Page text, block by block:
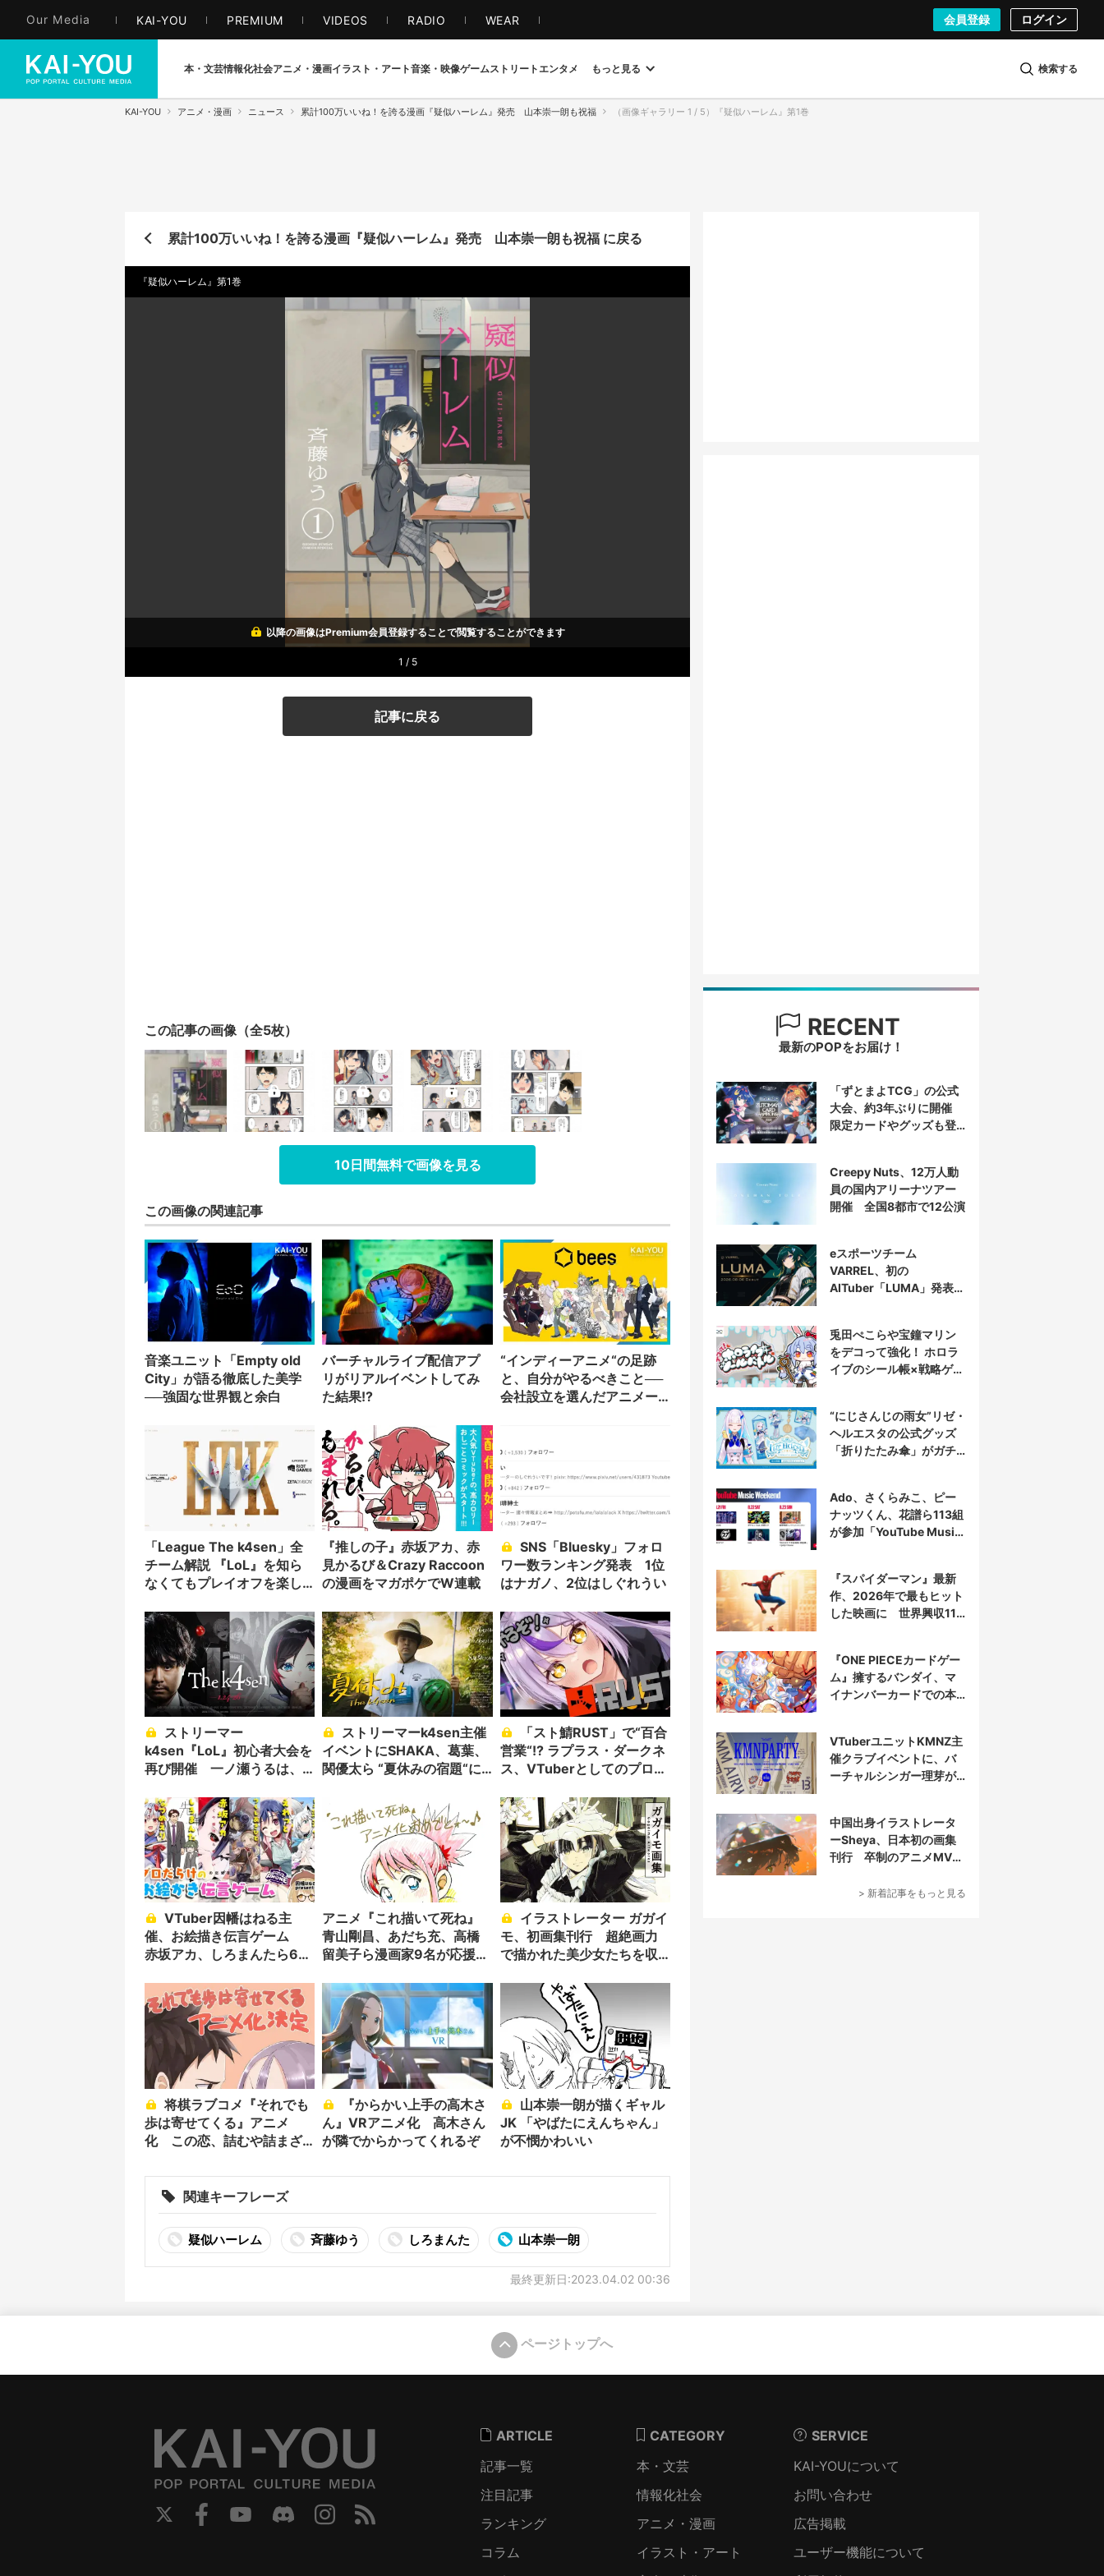
Our Media KAI-YOU PREMIUM VIDEOS RADIO WEAR 会員登録 ログイン
本・文芸情報化社会アニメ・漫画イラスト・アート音楽・映像ゲームストリート エンタメ もっと見る 検索する
KAI-YOU アニメ・漫画 ニュース 累計100万いいね！を誇る漫画『疑似ハーレム』発売 山本崇一朗も祝福 （画像ギャラリー 1 / 5）『疑似ハーレム』第1巻
累計100万いいね！を誇る漫画『疑似ハーレム』発売 山本崇一朗も祝福 に戻る
『疑似ハーレム』第1巻
以降の画像はPremium会員登録することで閲覧することができます
1 / 5
記事に戻る
この記事の画像（全5枚）
10日間無料で画像を見る
この画像の関連記事
音楽ユニット「Empty old
City」が語る徹底した美学
──強固な世界観と余白
バーチャルライブ配信アプ
リがリアルイベントしてみ
た結果!?
“インディーアニメ“の足跡
と、自分がやるべきこと──
会社設立を選んだアニメー
「League The k4sen」全
チーム解説 『LoL』を知ら
なくてもプレイオフを楽し
『推しの子』赤坂アカ、赤
見かるび＆Crazy Raccoon
の漫画をマガポケでW連載
ワー数ランキング発表 1位
はナガノ、2位はしぐれうい
k4sen『LoL』初心者大会を
再び開催 一ノ瀬うるは、
イベントにSHAKA、葛葉、
関優太ら “夏休みの宿題“に
営業“!? ラプラス・ダークネ
ス、VTuberとしてのプロ意
催、お絵描き伝言ゲーム
赤坂アカ、しろまんたら6人
アニメ『これ描いて死ね』
青山剛昌、あだち充、高橋
留美子ら漫画家9名が応援イ
モ、初画集刊行 超絶画力
で描かれた美少女たちを収
将棋ラブコメ『それでも
歩は寄せてくる』アニメ
化 この恋、詰むや詰まざ
ん』VRアニメ化 高木さん
が隣でからかってくれるぞ
JK 「やばたにえんちゃん」
が不憫かわいい
関連キーフレーズ
疑似ハーレム 斉藤ゆう しろまんた 山本崇一朗
最終更新日:2023.04.02 00:36
RECENT
最新のPOPをお届け！
「ずとまよTCG」の公式
大会、約3年ぶりに開催
限定カードやグッズも登
Creepy Nuts、12万人動
員の国内アリーナツアー
開催 全国8都市で12公演
eスポーツチーム
VARREL、初の
AITuber「LUMA」発表
兎田ぺこらや宝鐘マリン
をデコって強化！ ホロラ
イブのシール帳×戦略ゲー
“にじさんじの雨女”リゼ・
ヘルエスタの公式グッズ
「折りたたみ傘」がガチ
Ado、さくらみこ、ピー
ナッツくん、花譜ら113組
が参加「YouTube Music
『スパイダーマン』最新
作、2026年で最もヒット
した映画に 世界興収11
『ONE PIECEカードゲー
ム』擁するバンダイ、マ
イナンバーカードでの本
VTuberユニットKMNZ主
催クラブイベントに、バ
ーチャルシンガー理芽が
中国出身イラストレータ
ーSheya、日本初の画集
刊行 卒制のアニメMVが
> 新着記事をもっと見る
ページトップへ
ARTICLE
記事一覧
注目記事
ランキング
コラム
CATEGORY
本・文芸
情報化社会
アニメ・漫画
イラスト・アート
SERVICE
KAI-YOUについて
お問い合わせ
広告掲載
ユーザー機能について